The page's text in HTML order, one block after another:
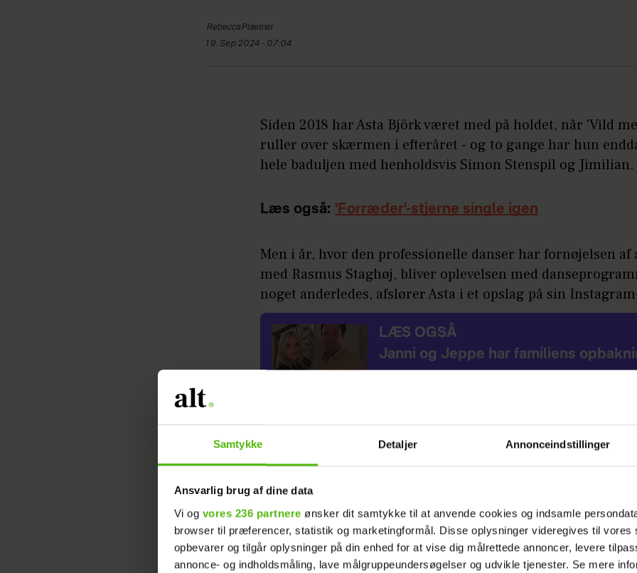
Samtykke Detaljer Annonceindstillinger
Ansvarlig brug af dine data
Vi og vores 236 partnere ønsker dit samtykke til at anvende cookies og indsamle
browser til præferencer, statistik og marketingformål. Disse oplysninger videregives til vores
opbevarer og tilgår oplysninger på din enhed for at vise dig målrettede annoncer, levere
annonce- og indholdsmåling, lave målgruppeundersøgelser og udvikle tjenester. Se mere
RebeccaPlaetner
19. Sep 2024 - 07:04
Siden 2018 har Asta Björk været med på holdet, når 'Vild
ruller over skærmen i efteråret - og to gange har hun
hele baduljen med henholdsvis Simon Stenspil og Jimilian.
Læs også: 'Forræder'-stjerne single igen
Men i år, hvor den professionelle danser har fornøjelsen af
med Rasmus Staghøj, bliver oplevelsen med
noget anderledes, afslører Asta i et opslag på sin
LÆS OGSÅ
Janni og Jeppe har familiens
- Jeg har for første gang, siden jeg startede på
næsten tre år siden, valgt at udsætte nogle af mine fag for
lidt ekstra tid til årets sæson af 'Vild med dans', skriver
tilføjer:
Læs også: Ulykkelige Philine: Jeg er skuffet og ked af